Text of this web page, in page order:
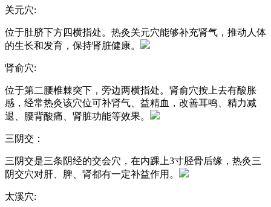
关元穴:
位于肚脐下方四横指处。热灸关元穴能够补充肾气，推动人体
的生长和发育，保持肾脏健康。
肾俞穴:
位于第二腰椎棘突下，旁边两横指处。肾俞穴按上去有酸胀
感，经常热灸该穴位可补肾气、益精血，改善耳鸣、精力减
退、腰背酸痛、肾脏功能等效果。
三阴交：
三阴交是三条阴经的交会穴，在内踝上3寸胫骨后缘，热灸三
阴交穴对肝、脾、肾都有一定补益作用。
太溪穴: